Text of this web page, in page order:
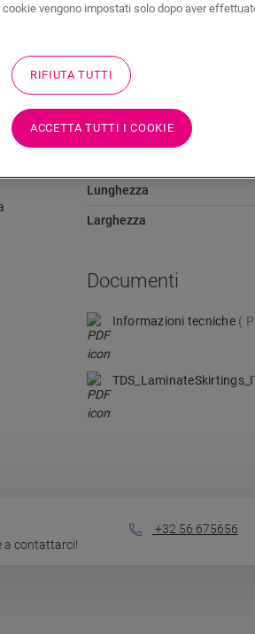
a Documenti
Dimensioni
Lunghezza
Larghezza
Documenti
Informazioni tecniche
a contattarci!
+32 56 675656
vengono impostati solo dopo aver
RIFIUTA TUTTI
ACCETTA TUTTI I COOKIE